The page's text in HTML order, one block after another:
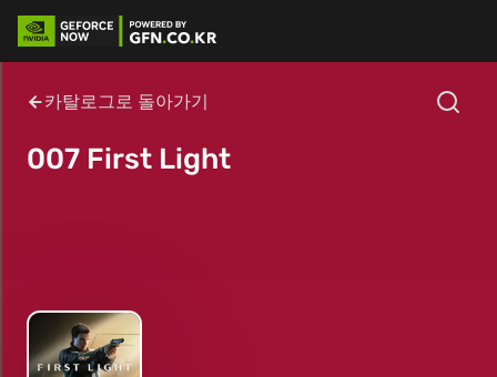
카탈로그로 돌아가기
007 First Light